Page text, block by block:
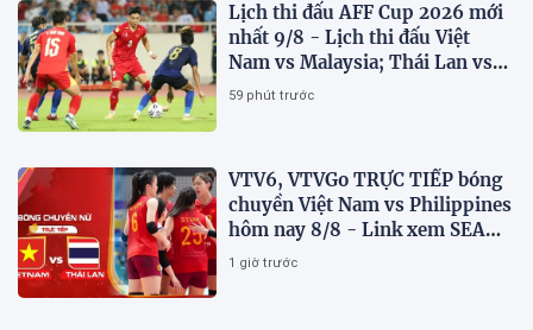
Lịch thi đấu AFF Cup 2026 mới
nhất 9/8 - Lịch thi đấu Việt
Nam vs Malaysia; Thái Lan vs
Singapore
59 phút trước
VTV6, VTVGo TRỰC TIẾP bóng
chuyền Việt Nam vs Philippines
hôm nay 8/8 - Link xem SEA
V.Cup 2026 mới nhất
1 giờ trước